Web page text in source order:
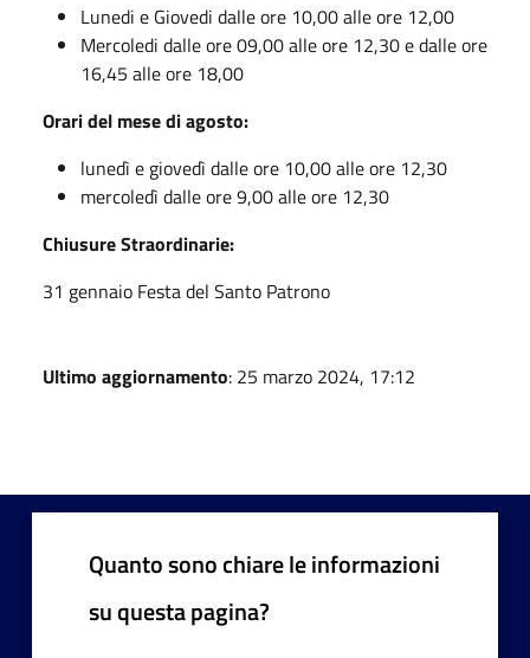
Lunedi e Giovedi dalle ore 10,00 alle ore 12,00
Mercoledi dalle ore 09,00 alle ore 12,30 e dalle ore
16,45 alle ore 18,00
Orari del mese di agosto:
lunedì e giovedì dalle ore 10,00 alle ore 12,30
mercoledì dalle ore 9,00 alle ore 12,30
Chiusure Straordinarie:
31 gennaio Festa del Santo Patrono
Ultimo aggiornamento: 25 marzo 2024, 17:12
Quanto sono chiare le informazioni
su questa pagina?